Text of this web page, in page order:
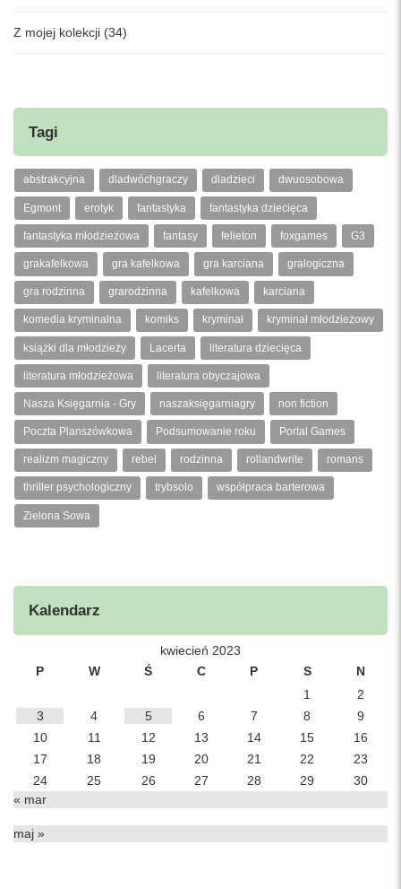
Z mojej kolekcji (34)
Tagi
abstrakcyjna dladwóchgraczy dladzieci dwuosobowa
Egmont erotyk fantastyka fantastyka dziecięca
fantastyka młodzieżowa fantasy felieton foxgames G3
grakafelkowa gra kafelkowa gra karciana gralogiczna
gra rodzinna grarodzinna kafelkowa karciana
komedia kryminalna komiks kryminał kryminał młodzieżowy
książki dla młodzieży Lacerta literatura dziecięca
literatura młodzieżowa literatura obyczajowa
Nasza Księgarnia - Gry naszaksięgarniagry non fiction
Poczta Planszówkowa Podsumowanie roku Portal Games
realizm magiczny rebel rodzinna rollandwrite romans
thriller psychologiczny trybsolo współpraca barterowa
Zielona Sowa
Kalendarz
kwiecień 2023
P
W Ś C P S
N
1
2
3
4 5 6 7 8
9
10
11 12 13 14 15
16
17
18 19 20 21 22
23
24
25 26 27 28 29
30
« mar
maj »